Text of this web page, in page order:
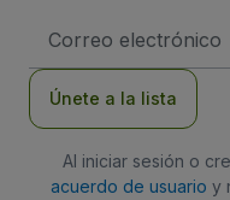
de
Únete a la lista
Al iniciar sesión o
acuerdo de usuario y